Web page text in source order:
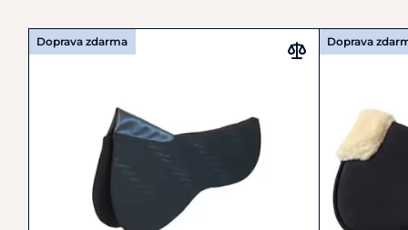
Doprava zdarma Doprava